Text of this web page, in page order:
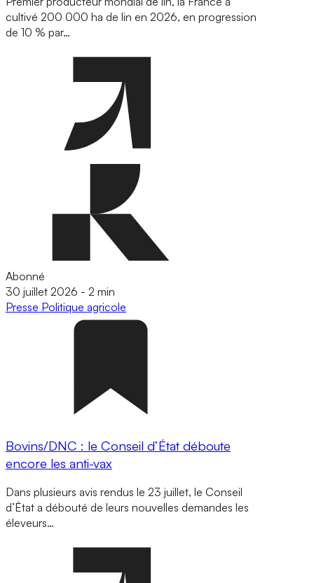
cultivé 200 000 ha de lin en 2026, en progression
de 10 % par…
Abonné
30 juillet 2026 - 2 min
Presse Politique agricole
Bovins/DNC : le Conseil d’État déboute
encore les anti-vax
Dans plusieurs avis rendus le 23 juillet, le Conseil
d’État a débouté de leurs nouvelles demandes les
éleveurs…